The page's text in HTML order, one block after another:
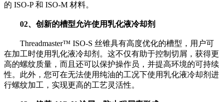
的 ISO-P 和 ISO-M 材料。
02、 创新的槽型允许使用乳化液冷却剂
Threadmaster™ ISO-S 丝锥具有高度优化的槽型，用户可
在加工时使用乳化液冷却剂。这不仅有助于控制切屑，获得更
高的螺纹质量，而且还可以保护操作员，并提高环境的可持续
性。此外，您可在无法使用纯油的工况下使用乳化液冷却剂进
行螺纹加工，实现更高的工艺灵活性。